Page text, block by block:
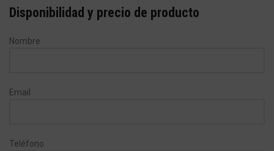
Disponibilidad y precio de producto
Nombre
Email
Teléfono